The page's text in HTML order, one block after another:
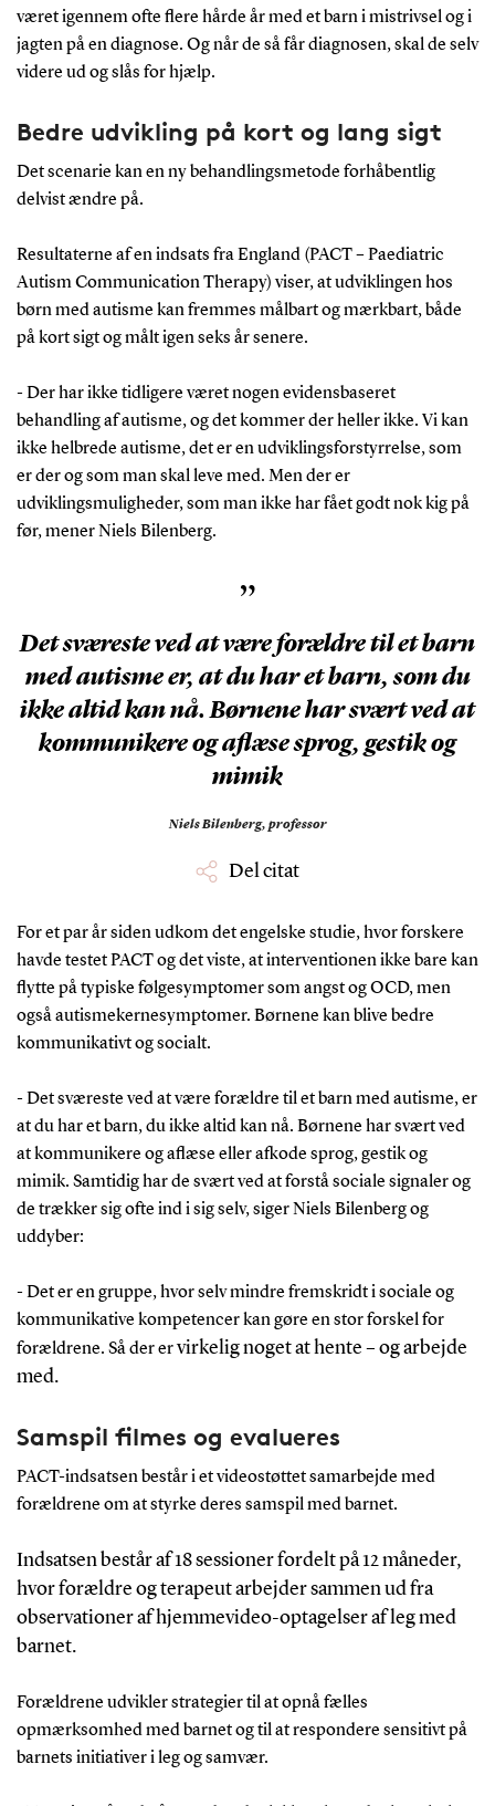
været igennem ofte flere hårde år med et barn i mistrivsel og i
jagten på en diagnose. Og når de så får diagnosen, skal de selv
videre ud og slås for hjælp.
Bedre udvikling på kort og lang sigt
Det scenarie kan en ny behandlingsmetode forhåbentlig
delvist ændre på.
Resultaterne af en indsats fra England (PACT – Paediatric
Autism Communication Therapy) viser, at udviklingen hos
børn med autisme kan fremmes målbart og mærkbart, både
på kort sigt og målt igen seks år senere.
- Der har ikke tidligere været nogen evidensbaseret
behandling af autisme, og det kommer der heller ikke. Vi kan
ikke helbrede autisme, det er en udviklingsforstyrrelse, som
er der og som man skal leve med. Men der er
udviklingsmuligheder, som man ikke har fået godt nok kig på
før, mener Niels Bilenberg.
”
Det sværeste ved at være forældre til et barn
med autisme er, at du har et barn, som du
ikke altid kan nå. Børnene har svært ved at
kommunikere og aflæse sprog, gestik og
mimik
Niels Bilenberg, professor
Del citat
For et par år siden udkom det engelske studie, hvor forskere
havde testet PACT og det viste, at interventionen ikke bare kan
flytte på typiske følgesymptomer som angst og OCD, men
også autismekernesymptomer. Børnene kan blive bedre
kommunikativt og socialt.
- Det sværeste ved at være forældre til et barn med autisme, er
at du har et barn, du ikke altid kan nå. Børnene har svært ved
at kommunikere og aflæse eller afkode sprog, gestik og
mimik. Samtidig har de svært ved at forstå sociale signaler og
de trækker sig ofte ind i sig selv, siger Niels Bilenberg og
uddyber:
- Det er en gruppe, hvor selv mindre fremskridt i sociale og
kommunikative kompetencer kan gøre en stor forskel for
forældrene. Så der ervirkelig noget at hente – og arbejde
med.
Samspil filmes og evalueres
PACT-indsatsen består i et videostøttet samarbejde med
forældrene om at styrke deres samspil med barnet.
Indsatsen består af 18 sessioner fordelt på 12 måneder,
hvor forældre og terapeut arbejder sammen ud fra
observationer af hjemmevideo-optagelser af leg med
barnet.
Forældrene udvikler strategier til at opnå fælles
opmærksomhed med barnet og til at respondere sensitivt på
barnets initiativer i leg og samvær.